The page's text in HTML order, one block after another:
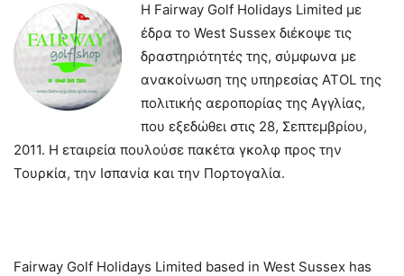
H Fairway Golf Holidays Limited με
έδρα το West Sussex διέκοψε τις
δραστηριότητές της, σύμφωνα με
ανακοίνωση της υπηρεσίας ATOL της
πολιτικής αεροπορίας της Αγγλίας,
που εξεδώθει στις 28, Σεπτεμβρίου,
2011. Η εταιρεία πουλούσε πακέτα γκολφ προς την
Τουρκία, την Ισπανία και την Πορτογαλία.
Fairway Golf Holidays Limited based in West Sussex has